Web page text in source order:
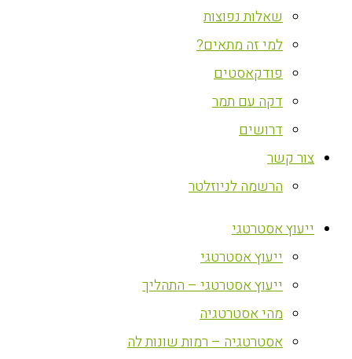
שאלות נפוצות
למי זה מתאים?
פודקאסטים
דקה עם תמר
דרושים
צור קשר
הרשמה לניוזלטר
ייעוץ אסטרטגי
ייעוץ אסטרטגי
ייעוץ אסטרטגי – התהליך
מהי אסטרטגיה
אסטרטגיה – רמות שונות לה